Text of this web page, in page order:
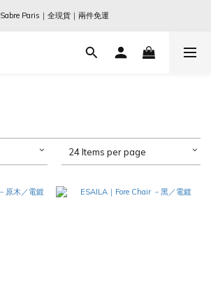
Ogata x 坂本龍一 ｜大師珍藏系列
Sabre Paris｜全現貨｜兩件免運
Ogata x 坂本龍一 ｜大師珍藏系列
24 Items per page